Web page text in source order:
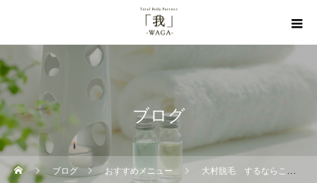
ブログ
ブログ おすすめメニュー 大村脱毛 するならこの季節がおススメ